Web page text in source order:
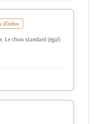
Le choix standard (égal)